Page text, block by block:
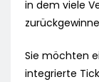
in dem viele
Sie möchten
integrierte